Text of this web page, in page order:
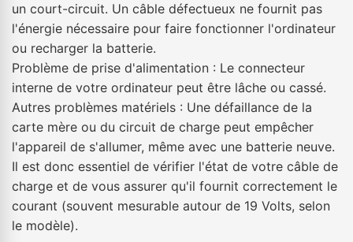
un court-circuit. Un câble défectueux ne fournit pas
l'énergie nécessaire pour faire fonctionner l'ordinateur
ou recharger la batterie.
Problème de prise d'alimentation : Le connecteur
interne de votre ordinateur peut être lâche ou cassé.
Autres problèmes matériels : Une défaillance de la
carte mère ou du circuit de charge peut empêcher
l'appareil de s'allumer, même avec une batterie neuve.
Il est donc essentiel de vérifier l'état de votre câble de
charge et de vous assurer qu'il fournit correctement le
courant (souvent mesurable autour de 19 Volts, selon
le modèle).